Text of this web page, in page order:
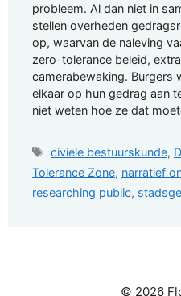
probleem. Al dan niet in
stellen overheden
op, waarvan de naleving
zero-tolerance beleid,
camerabewaking. Burgers
elkaar op hun gedrag aan
niet weten hoe ze dat
Tags
civiele bestuurskunde,
Tolerance Zone, narratief
researching public,
© 2026